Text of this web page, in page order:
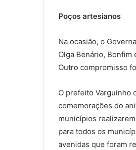
Poços artesianos
Na ocasião, o
Olga Benário, Bonfim
Outro compromisso
O prefeito Varguinho
comemorações do
municípios
para todos os
avenidas que foram